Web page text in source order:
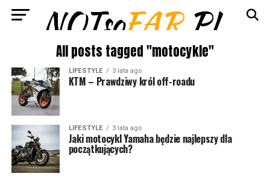
All posts tagged "motocykle"
LIFESTYLE 3 lata ago
KTM – Prawdziwy król off-roadu
LIFESTYLE 3 lata ago
Jaki motocykl Yamaha będzie najlepszy dla
początkujących?